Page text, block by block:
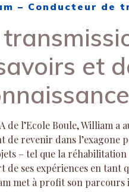
– Conducteur de
et
de l’Ecole Boule, William a
de revenir dans l’exagone
– tel que la réhabilitation
de ses expériences en tant
met à profit son parcours